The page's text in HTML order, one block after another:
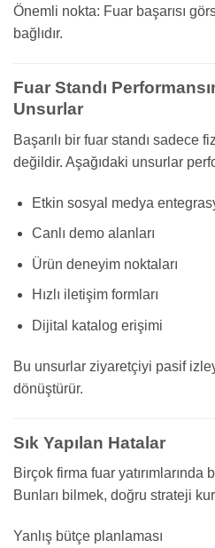
Önemli nokta: Fuar başarısı
bağlıdır.
Fuar Standı
Unsurlar
Başarılı bir fuar standı sadece
değildir. Aşağıdaki unsurlar
Etkin sosyal medya
Canlı demo alanları
Ürün deneyim noktaları
Hızlı iletişim formları
Dijital katalog erişimi
Bu unsurlar ziyaretçiyi pasif
dönüştürür.
Sık Yapılan Hatalar
Birçok firma fuar yatırımlarında
Bunları bilmek, doğru strateji
Yanlış bütçe planlaması